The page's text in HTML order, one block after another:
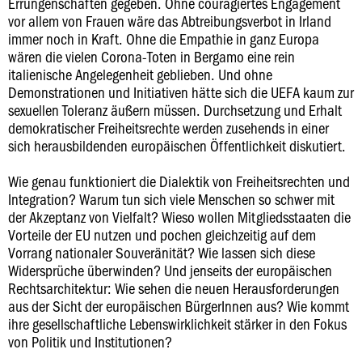
vor allem von Frauen wäre das Abtreibungsverbot in Irland
immer noch in Kraft. Ohne die Empathie in ganz Europa
wären die vielen Corona-Toten in Bergamo eine rein
italienische Angelegenheit geblieben. Und ohne
Demonstrationen und Initiativen hätte sich die UEFA kaum zur
sexuellen Toleranz äußern müssen. Durchsetzung und Erhalt
demokratischer Freiheitsrechte werden zusehends in einer
sich herausbildenden europäischen Öffentlichkeit diskutiert.
Wie genau funktioniert die Dialektik von Freiheitsrechten und
Integration? Warum tun sich viele Menschen so schwer mit
der Akzeptanz von Vielfalt? Wieso wollen Mitgliedsstaaten die
Vorteile der EU nutzen und pochen gleichzeitig auf dem
Vorrang nationaler Souveränität? Wie lassen sich diese
Widersprüche überwinden? Und jenseits der europäischen
Rechtsarchitektur: Wie sehen die neuen Herausforderungen
aus der Sicht der europäischen BürgerInnen aus? Wie kommt
ihre gesellschaftliche Lebenswirklichkeit stärker in den Fokus
von Politik und Institutionen?